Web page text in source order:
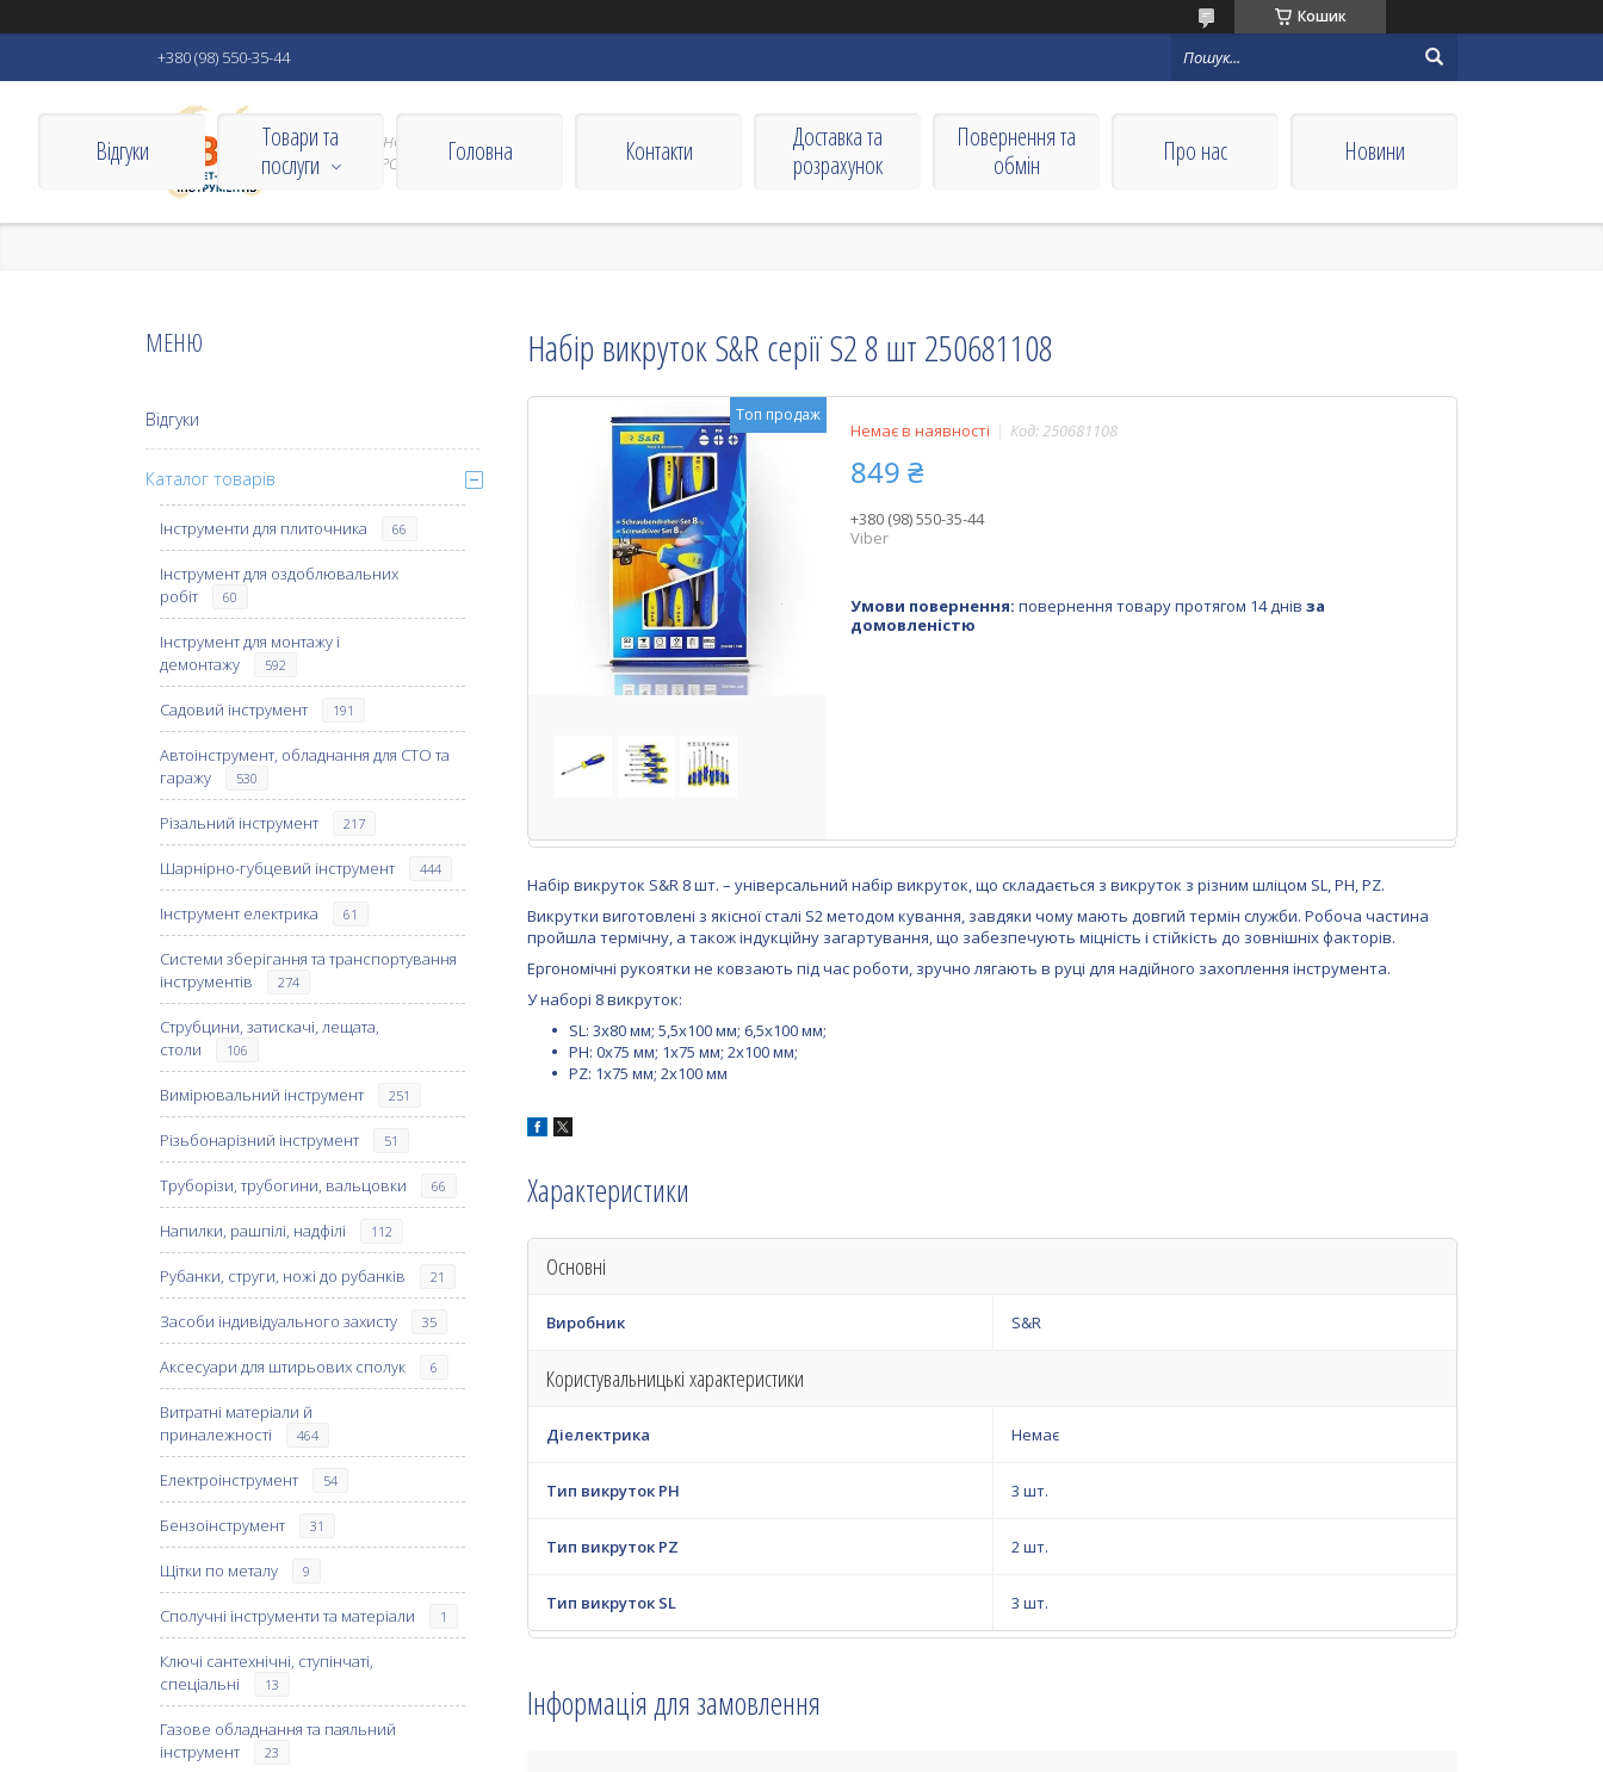
Кошик
+380 (98) 550-35-44
VIZBORN ІНСТРУМЕНТИ ДЛЯ
ДОМУ ТА РОБОТИ
Відгуки
Товари та
послуги
Головна Контакти
Доставка та
розрахунок
Повернення та
обмін
Про нас Новини
Набір викруток S&R серії S2 8 шт 250681108
Топ продаж
Немає в наявності Код:250681108
849 ₴
+380 (98) 550-35-44
Viber
повернення товару протягом 14 днів за
домовленістю
Набір викруток S&R 8 шт. – універсальний набір викруток, що складається з викруток з різним шліцом SL, PH, PZ.
Викрутки виготовлені з якісної сталі S2 методом кування, завдяки чому мають довгий термін служби. Робоча частина
пройшла термічну, а також індукційну загартування, що забезпечують міцність і стійкість до зовнішніх факторів.
Ергономічні рукоятки не ковзають під час роботи, зручно лягають в руці для надійного захоплення інструмента.
У наборі 8 викруток:
SL: 3x80 мм; 5,5х100 мм; 6,5х100 мм;
PH: 0х75 мм; 1х75 мм; 2х100 мм;
PZ: 1х75 мм; 2х100 мм
Характеристики
Основні
Виробник S&R
Користувальницькі характеристики
Діелектрика Немає
Тип викруток PH 3 шт.
Тип викруток PZ 2 шт.
Тип викруток SL 3 шт.
Інформація для замовлення
Відгуки
Каталог товарів
Інструменти для плиточника 66
Інструмент для оздоблювальних
робіт
60
Інструмент для монтажу і
демонтажу
592
Садовий інструмент 191
Автоінструмент, обладнання для СТО та
гаражу
530
Різальний інструмент 217
Шарнірно-губцевий інструмент 444
Інструмент електрика 61
Системи зберігання та транспортування
інструментів
274
Струбцини, затискачі, лещата,
столи
106
Вимірювальний інструмент 251
Різьбонарізний інструмент 51
Труборізи, трубогини, вальцовки 66
Напилки, рашпілі, надфілі 112
Рубанки, струги, ножі до рубанків 21
Засоби індивідуального захисту 35
Аксесуари для штирьових сполук 6
Витратні матеріали й
приналежності
464
Електроінструмент 54
Бензоінструмент 31
Щітки по металу 9
Сполучні інструменти та матеріали 1
Ключі сантехнічні, ступінчаті,
спеціальні
13
Газове обладнання та паяльний
інструмент
23